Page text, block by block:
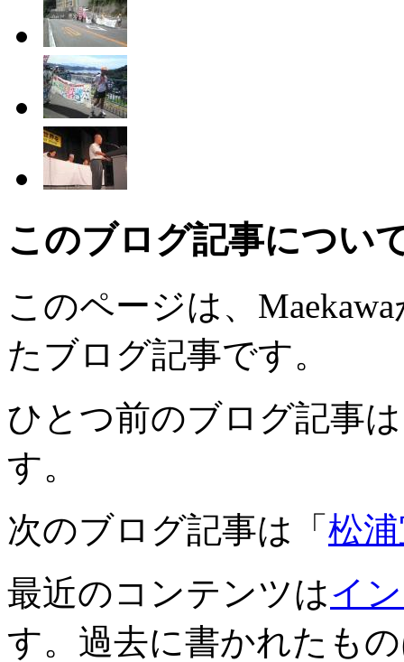
このブログ記事につい
このページは、
たブログ記事です。
ひとつ前のブログ記事
す。
次のブログ記事は「 松
最近のコンテンツはイ
す。過去に書かれたも